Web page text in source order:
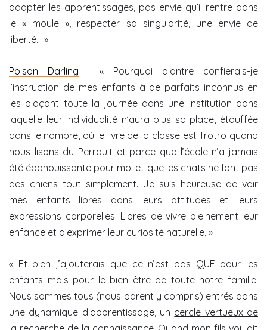
adapter les apprentissages, pas envie qu’il rentre dans
le « moule », respecter sa singularité, une envie de
liberté… »
Poison Darling : « Pourquoi diantre confierais-je
l’instruction de mes enfants à de parfaits inconnus en
les plaçant toute la journée dans une institution dans
laquelle leur individualité n’aura plus sa place, étouffée
dans le nombre, où le livre de la classe est Trotro quand
nous lisons du Perrault et parce que l’école n’a jamais
été épanouissante pour moi et que les chats ne font pas
des chiens tout simplement. Je suis heureuse de voir
mes enfants libres dans leurs attitudes et leurs
expressions corporelles. Libres de vivre pleinement leur
enfance et d’exprimer leur curiosité naturelle. »
« Et bien j’ajouterais que ce n’est pas QUE pour les
enfants mais pour le bien être de toute notre famille.
Nous sommes tous (nous parent y compris) entrés dans
une dynamique d’apprentissage, un cercle vertueux de